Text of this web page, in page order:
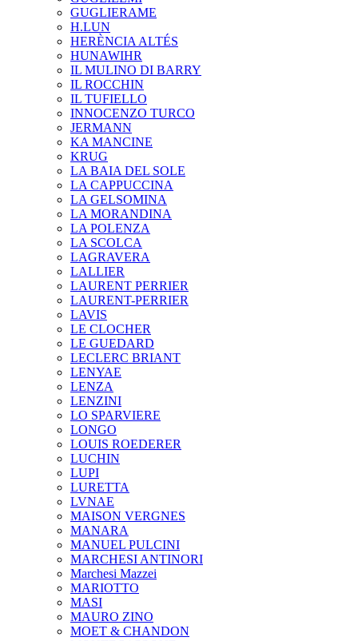
GUGLIERAME
H.LUN
HERÈNCIA ALTÉS
HUNAWIHR
IL MULINO DI BARRY
IL ROCCHIN
IL TUFIELLO
INNOCENZO TURCO
JERMANN
KA MANCINE
KRUG
LA BAIA DEL SOLE
LA CAPPUCCINA
LA GELSOMINA
LA MORANDINA
LA POLENZA
LA SCOLCA
LAGRAVERA
LALLIER
LAURENT PERRIER
LAURENT-PERRIER
LAVIS
LE CLOCHER
LE GUEDARD
LECLERC BRIANT
LENYAE
LENZA
LENZINI
LO SPARVIERE
LONGO
LOUIS ROEDERER
LUCHIN
LUPI
LURETTA
LVNAE
MAISON VERGNES
MANARA
MANUEL PULCINI
MARCHESI ANTINORI
Marchesi Mazzei
MARIOTTO
MASI
MAURO ZINO
MOET & CHANDON